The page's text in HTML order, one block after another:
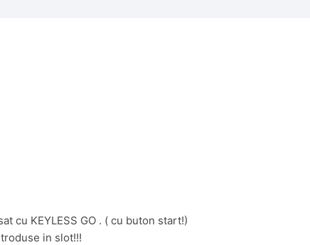
cu KEYLESS GO . ( cu buton start!)
in slot!!!